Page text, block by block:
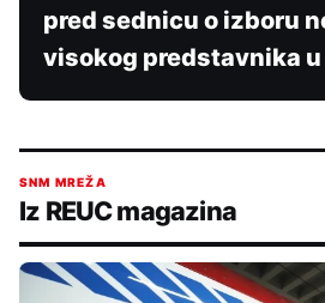
pred sednicu o izboru
visokog predstavnika u
SNM MREŽA
Iz REUC magazina